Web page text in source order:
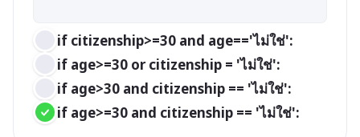
if citizenship>=30 and age=='ไม่ใช่':
if age>=30 or citizenship = 'ไม่ใช่':
if age>30 and citizenship == 'ไม่ใช่':
if age>=30 and citizenship == 'ไม่ใช่':